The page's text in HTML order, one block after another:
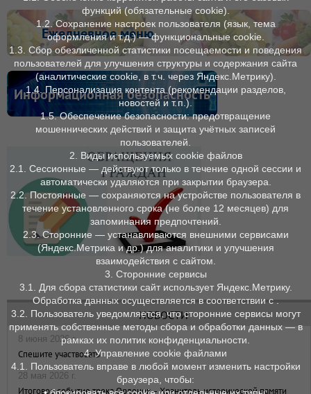
Ежедневное меню
Информационная безопасность
НОВОСТИ
8 июня 2026 г.
Спешите участвовать
28 мая 2026 г.
Итоговое событие трека Орленок – Хранитель исторической памяти
функций (обязательные cookie).
1.2. Сохранение настроек пользователя (язык, тема
оформления и т. д.) — функциональные cookie.
1.3. Сбор обезличенной статистики посещаемости и поведения
пользователей для улучшения структуры и содержания сайта
(аналитические cookie, в т. ч. через Яндекс.Метрику).
1.4. Персонализация контента (рекомендации разделов,
новостей и т. п.).
1.5. Обеспечение безопасности: предотвращение
мошеннических действий и защита учётных записей
пользователей.
2. Виды используемых cookie файлов
2.1. Сессионные — действуют только в течение одной сессии и
автоматически удаляются при закрытии браузера.
2.2. Постоянные — сохраняются на устройстве пользователя в
течение установленного срока (не более 12 месяцев) для
запоминания предпочтений.
2.3. Сторонние — устанавливаются внешними сервисами
(Яндекс.Метрика и др.) для аналитики и улучшения
взаимодействия с сайтом.
3. Сторонние сервисы
3.1. Для сбора статистики сайт использует Яндекс.Метрику.
Обработка данных осуществляется в соответствии с .
3.2. Пользователь уведомляется, что сторонние сервисы могут
применять собственные методы сбора и обработки данных — в
рамках их политик конфиденциальности.
4. Управление cookie файлами
4.1. Пользователь вправе в любой момент изменить настройки
браузера, чтобы: